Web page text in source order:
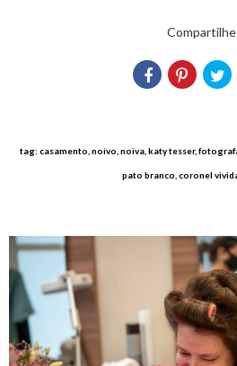
Compartilhe
tag: casamento, noivo, noiva, katy tesser,
pato branco, coronel